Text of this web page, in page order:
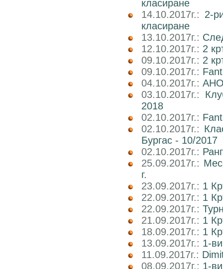
класиране
14.10.2017г.: 2-
класиране
13.10.2017г.:
12.10.2017г.: 2
09.10.2017г.: 2
09.10.2017г.:
04.10.2017г.:
03.10.2017г.:
2018
02.10.2017г.:
02.10.2017г.:
Бургас - 10/2017
02.10.2017г.:
25.09.2017г.:
г.
23.09.2017г.: 1
22.09.2017г.: 1
22.09.2017г.:
21.09.2017г.: 1
18.09.2017г.: 1
13.09.2017г.: 1-
11.09.2017г.:
08.09.2017г.: 1-